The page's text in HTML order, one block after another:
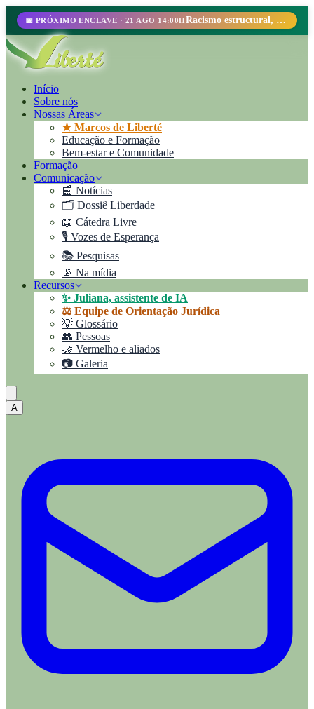
📅 PRÓXIMO ENCLAVE · 21 AGO 14:00H Racismo estructural, perfilamiento racial y abolicionismo carcelario.
Início
Sobre nós
Nossas Áreas
★ Marcos de Liberté
Educação e Formação
Bem-estar e Comunidade
Formação
Comunicação
📰 Notícias
🗂️ Dossiê Liberdade
📖 Cátedra Livre
🎙️ Vozes de Esperança
📚 Pesquisas
📡 Na mídia
Recursos
✨ Juliana, assistente de IA
⚖️ Equipe de Orientação Jurídica
💡 Glossário
👥 Pessoas
🤝 Vermelho e aliados
📷 Galeria
A